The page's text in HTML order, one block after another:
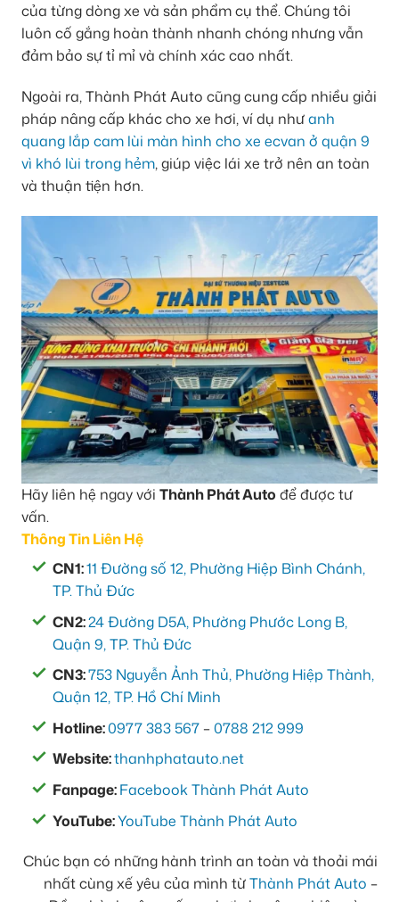
của từng dòng xe và sản phẩm cụ thể. Chúng tôi
luôn cố gắng hoàn thành nhanh chóng nhưng vẫn
đảm bảo sự tỉ mỉ và chính xác cao nhất.
Ngoài ra, Thành Phát Auto cũng cung cấp nhiều giải
pháp nâng cấp khác cho xe hơi, ví dụ nhưanh
quang lắp cam lùi màn hình cho xe ecvan ở quận 9
vì khó lùi trong hẻm, giúp việc lái xe trở nên an toàn
và thuận tiện hơn.
Hãy liên hệ ngay với Thành Phát Auto để được tư
vấn.
Thông Tin Liên Hệ
CN1:11 Đường số 12, Phường Hiệp Bình Chánh,
TP. Thủ Đức
CN2:24 Đường D5A, Phường Phước Long B,
Quận 9, TP. Thủ Đức
CN3:753 Nguyễn Ảnh Thủ, Phường Hiệp Thành,
Quận 12, TP. Hồ Chí Minh
Hotline:0977 383 567 –0788 212 999
Website:thanhphatauto.net
Fanpage:Facebook Thành Phát Auto
YouTube:YouTube Thành Phát Auto
Chúc bạn có những hành trình an toàn và thoải mái
nhất cùng xế yêu của mình từThành Phát Auto –